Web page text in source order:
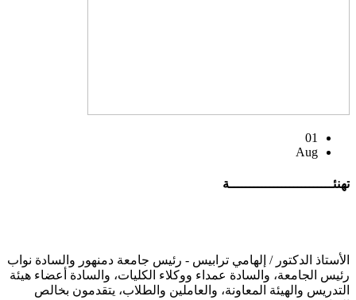
01
Aug
تهنئــــــــــــــــــــــــــة
الأستاذ الدكتور / إلهامي ترابيس - رئيس جامعة دمنهور والسادة نواب
رئيس الجامعة، والسادة عمداء ووكلاء الكليات، والسادة أعضاء هيئة
التدريس والهيئة المعاونة، والعاملين والطلاب، يتقدمون بخالص